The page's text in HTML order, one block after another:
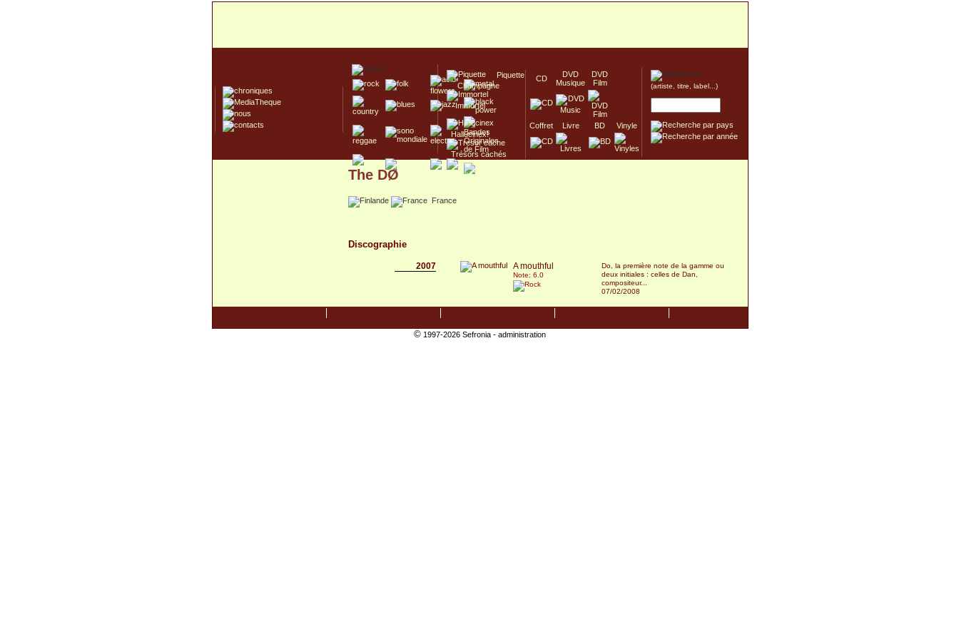
Piquette
Champagne
Immortel
Hallucinex!
Trésors cachés
Culte/Collector
CD
DVD
Musique
DVD
Film
Coffret Livre BD Vinyle
(artiste, titre, label...)
The DØ
France
Discographie
2007 A mouthful
Note: 6.0
Do, la première note de la gamme ou
deux initiales : celles de Dan,
compositeur...
07/02/2008
©1997-2026 Sefronia - administration